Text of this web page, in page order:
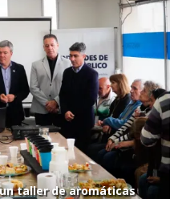
taller de aromáticas